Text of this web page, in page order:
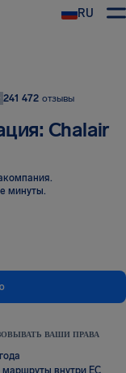
RU
241 472 отзывы
Chalair
.
минуты.
ВАШИ ПРАВА
внутри ЕС